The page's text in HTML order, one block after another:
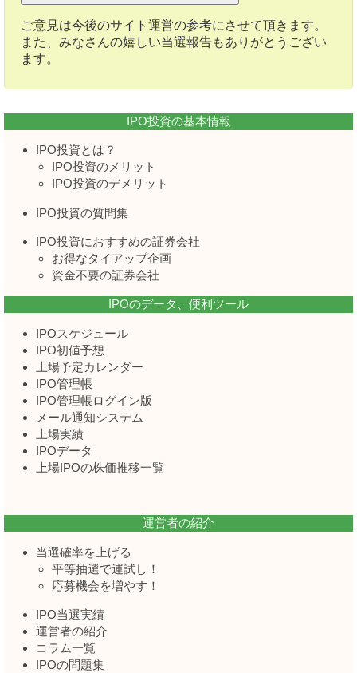
ご意見は今後のサイト運営の参考にさせて頂きます。
また、みなさんの嬉しい当選報告もありがとうござい
ます。
IPO投資の基本情報
IPO投資とは？
IPO投資のメリット
IPO投資のデメリット
IPO投資の質問集
IPO投資におすすめの証券会社
お得なタイアップ企画
資金不要の証券会社
IPOのデータ、便利ツール
IPOスケジュール
IPO初値予想
上場予定カレンダー
IPO管理帳
IPO管理帳ログイン版
メール通知システム
上場実績
IPOデータ
上場IPOの株価推移一覧
運営者の紹介
当選確率を上げる
平等抽選で運試し！
応募機会を増やす！
IPO当選実績
運営者の紹介
コラム一覧
IPOの問題集